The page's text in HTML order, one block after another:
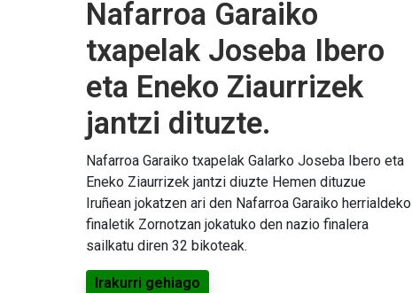
Nafarroa Garaiko
txapelak Joseba Ibero
eta Eneko Ziaurrizek
jantzi dituzte.
Nafarroa Garaiko txapelak Galarko Joseba Ibero eta
Eneko Ziaurrizek jantzi diuzte Hemen dituzue
Iruñean jokatzen ari den Nafarroa Garaiko herrialdeko
finaletik Zornotzan jokatuko den nazio finalera
sailkatu diren 32 bikoteak.
Irakurri gehiago